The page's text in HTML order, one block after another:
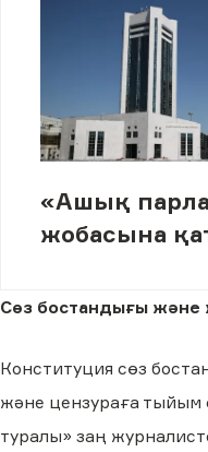
«Ашық
жобасына
Сөз бостандығы
Конституция сөз
және цензураға тыйым
туралы» заң